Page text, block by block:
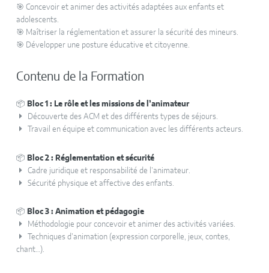
🎯 Concevoir et animer des activités adaptées aux enfants et
adolescents.
🎯 Maîtriser la réglementation et assurer la sécurité des mineurs.
🎯 Développer une posture éducative et citoyenne.
Contenu de la Formation
📦 Bloc 1 : Le rôle et les missions de l’animateur
Découverte des ACM et des différents types de séjours.
Travail en équipe et communication avec les différents acteurs.
📦 Bloc 2 : Réglementation et sécurité
Cadre juridique et responsabilité de l’animateur.
Sécurité physique et affective des enfants.
📦 Bloc 3 : Animation et pédagogie
Méthodologie pour concevoir et animer des activités variées.
Techniques d’animation (expression corporelle, jeux, contes,
chant…).